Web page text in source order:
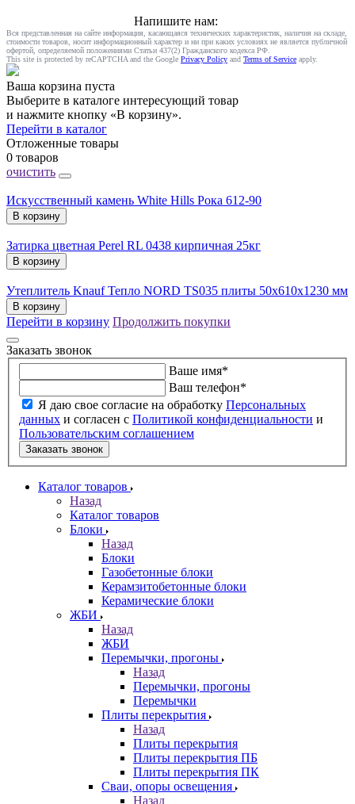
Напишите нам:
Вся представленная на сайте информация, касающаяся технических характеристик, наличия на складе,
стоимости товаров, носит информационный характер и ни при каких условиях не является публичной
офертой, определяемой положениями Статьи 437(2) Гражданского кодекса РФ.
This site is protected by reCAPTCHA and the Google Privacy Policy and Terms of Service apply.
Ваша корзина пуста
Выберите в каталоге интересующий товар
и нажмите кнопку «В корзину».
Перейти в каталог
Отложенные товары
0 товаров
очистить
Искусственный камень White Hills Рока 612-90
В корзину
Затирка цветная Perel RL 0438 кирпичная 25кг
В корзину
Утеплитель Knauf Тепло NORD TS035 плиты 50х610х1230 мм
В корзину
Перейти в корзину Продолжить покупки
Заказать звонок
Ваше имя*
Ваш телефон*
Я даю свое согласие на обработку Персональных
данных и согласен с Политикой конфиденциальности и
Пользовательским соглашением
Заказать звонок
Каталог товаров
Назад
Каталог товаров
Блоки
Назад
Блоки
Газобетонные блоки
Керамзитобетонные блоки
Керамические блоки
ЖБИ
Назад
ЖБИ
Перемычки, прогоны
Назад
Перемычки, прогоны
Перемычки
Плиты перекрытия
Назад
Плиты перекрытия
Плиты перекрытия ПБ
Плиты перекрытия ПК
Сваи, опоры освещения
Назад